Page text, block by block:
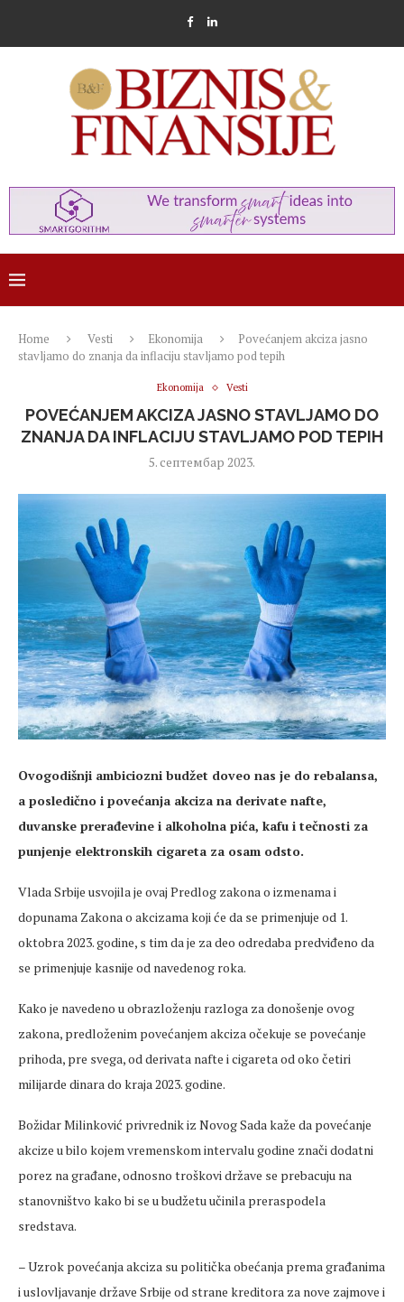
Home Vesti Ekonomija
Povećanjem akciza jasno
stavljamo do znanja da inflaciju stavljamo pod tepih
Ekonomija Vesti
POVEĆANJEM AKCIZA JASNO STAVLJAMO DO
ZNANJA DA INFLACIJU STAVLJAMO POD TEPIH
5. септембар 2023.
Ovogodišnji ambiciozni budžet doveo nas je do rebalansa,
a posledično i povećanja akciza na derivate nafte,
duvanske prerađevine i alkoholna pića, kafu i tečnosti za
punjenje elektronskih cigareta za osam odsto.
Vlada Srbije usvojila je ovaj Predlog zakona o izmenama i
dopunama Zakona o akcizama koji će da se primenjuje od 1.
oktobra 2023. godine, s tim da je za deo odredaba predviđeno da
se primenjuje kasnije od navedenog roka.
Kako je navedeno u obrazloženju razloga za donošenje ovog
zakona, predloženim povećanjem akciza očekuje se povećanje
prihoda, pre svega, od derivata nafte i cigareta od oko četiri
milijarde dinara do kraja 2023. godine.
Božidar Milinković privrednik iz Novog Sada kaže da povećanje
akcize u bilo kojem vremenskom intervalu godine znači dodatni
porez na građane, odnosno troškovi države se prebacuju na
stanovništvo kako bi se u budžetu učinila preraspodela
sredstava.
– Uzrok povećanja akciza su politička obećanja prema građanima
i uslovljavanje države Srbije od strane kreditora za nove zajmove i